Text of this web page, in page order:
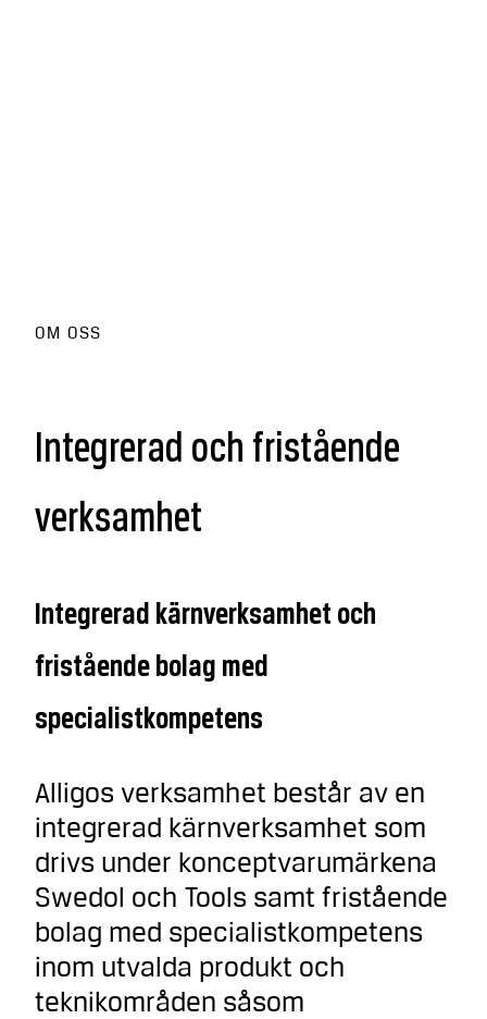
OM OSS
Integrerad och fristående
verksamhet
Integrerad kärnverksamhet och
fristående bolag med
specialistkompetens
Alligos verksamhet består av en
integrerad kärnverksamhet som
drivs under konceptvarumärkena
Swedol och Tools samt fristående
bolag med specialistkompetens
inom utvalda produkt och
teknikområden såsom